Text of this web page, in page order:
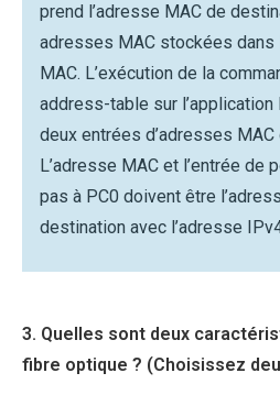
prend l’adresse MAC de
adresses MAC stockées dans
MAC. L’exécution de la
address-table sur l’application
deux entrées d’adresses MAC
L’adresse MAC et l’entrée de
pas à PC0 doivent être
destination avec l’adresse
3. Quelles sont deux
fibre optique ? (Choisissez